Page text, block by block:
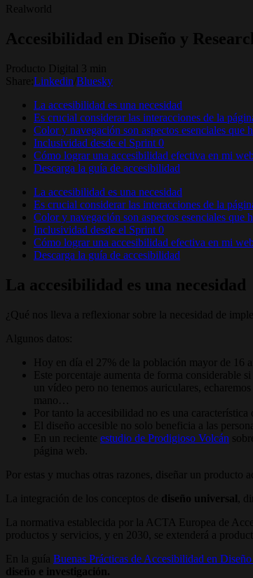
Realworld
Accesibilidad en Diseño y
Producto Digital 3 min
Share: Linkedin Bluesky
La accesibilidad es una necesidad
Es crucial considerar las interacciones de la
Color y navegación son aspectos esenciales que
Inclusividad desde el Sprint 0
Cómo lograr una accesibilidad efectiva en mi
Descarga la guía de accesibilidad
La accesibilidad es una necesidad
Es crucial considerar las interacciones de la
Color y navegación son aspectos esenciales que
Inclusividad desde el Sprint 0
Cómo lograr una accesibilidad efectiva en mi
Descarga la guía de accesibilidad
La accesibilidad es una necesidad
¿Qué nos lleva a reflexionar sobre la necesidad de
Algunos datos:
Hoy en día el 27% de la población mayor de 16
Este porcentaje aumenta de forma considerable
un vídeo pero no tenemos auriculares,
mano…
Por tanto la accesibilidad no es una
El diseño accesible no solo beneficia a las
En un reciente estudio de Prodigioso Volcán
página web.
Por estas y muchas otras razones, diseñar un producto
La integración de los conceptos de diseño universal ,
La normativa establecida por la ACTA Europea de
productos y servicios, y en 2030, se extenderá a
En la guía Buenas Prácticas de Accesibilidad en
diseño e investigación.